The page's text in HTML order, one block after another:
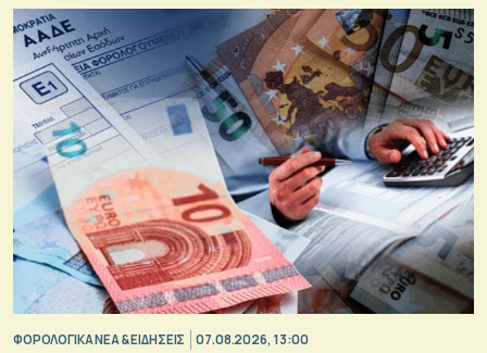
ΦΟΡΟΛΟΓΙΚΑ ΝΕΑ & EΙΔΗΣΕΙΣ 07.08.2026, 13:00